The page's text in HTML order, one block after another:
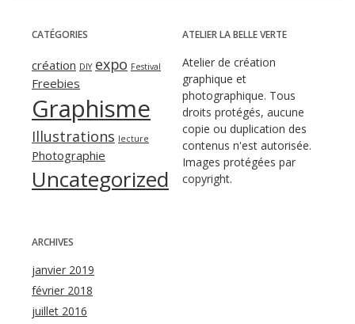
CATÉGORIES
création DIY expo Festival
Freebies
Graphisme
Illustrations lecture
Photographie
Uncategorized
ATELIER LA BELLE VERTE
Atelier de création
graphique et
photographique. Tous
droits protégés, aucune
copie ou duplication des
contenus n'est autorisée.
Images protégées par
copyright.
ARCHIVES
janvier 2019
février 2018
juillet 2016